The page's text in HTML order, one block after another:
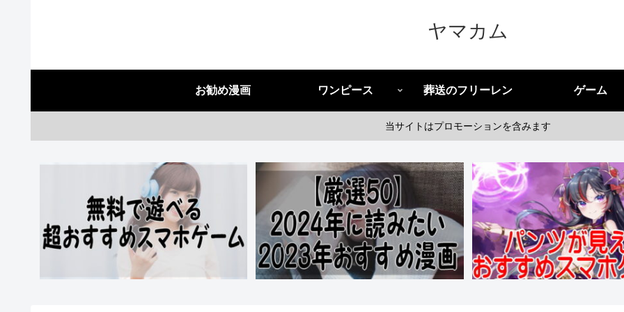
ヤマカム
お勧め漫画 ワンピース 葬送のフリーレン ゲーム
当サイトはプロモーションを含みます